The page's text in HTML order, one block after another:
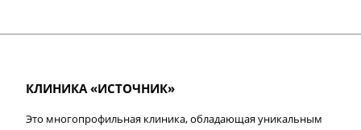
КЛИНИКА «ИСТОЧНИК»
Это многопрофильная клиника, обладающая уникальным